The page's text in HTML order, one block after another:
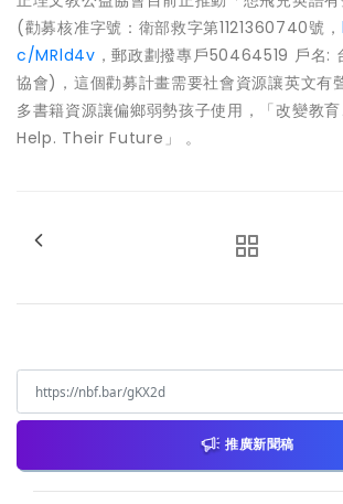
(勸募核准字號：衛部救字第1121360740號，
c/MRld4v ，郵政劃撥專戶50464519 戶名:
協會)，這個勸募計畫需要社會資源讓英文有
多書籍資源讓偏鄉弱勢孩子使用，「改變教
Help. Their Future」 。
推廣新聞稿